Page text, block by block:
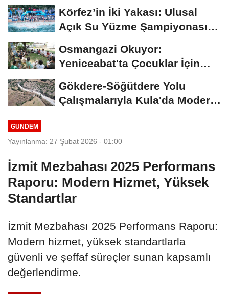
Körfez’in İki Yakası: Ulusal
Açık Su Yüzme Şampiyonası
Osmangazi Okuyor:
Yeniceabat'ta Çocuklar İçin
Gökdere-Söğütdere Yolu
Çalışmalarıyla Kula'da Modern
GÜNDEM
Yayınlanma: 27 Şubat 2026 - 01:00
İzmit Mezbahası 2025 Performans
Raporu: Modern Hizmet, Yüksek
Standartlar
İzmit Mezbahası 2025 Performans Raporu:
Modern hizmet, yüksek standartlarla
güvenli ve şeffaf süreçler sunan kapsamlı
değerlendirme.